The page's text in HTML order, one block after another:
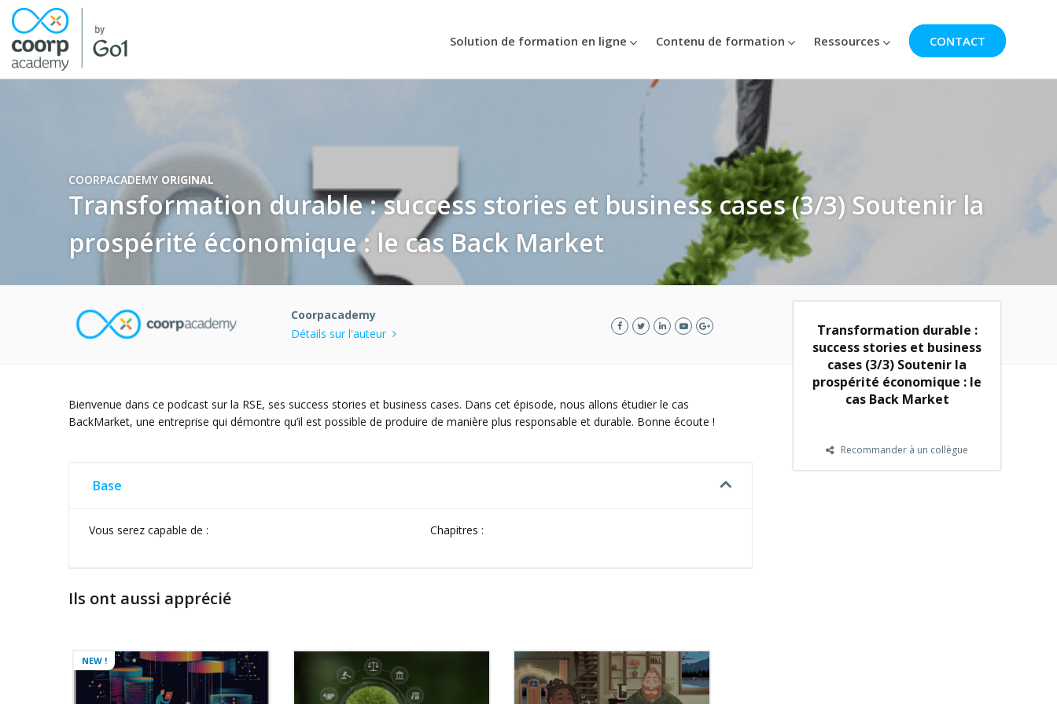
Solution de formation en ligne Contenu de formation Ressources CONTACT
COORPACADEMY ORIGINAL
Transformation durable : success stories et business cases (3/3) Soutenir la
prospérité économique : le cas Back Market
Coorpacademy
Détails sur l'auteur
Transformation durable :
success stories et business
cases (3/3) Soutenir la
prospérité économique : le
cas Back Market
Recommander à un collègue
Bienvenue dans ce podcast sur la RSE, ses success stories et business cases. Dans cet épisode, nous allons étudier le cas
BackMarket, une entreprise qui démontre qu’il est possible de produire de manière plus responsable et durable. Bonne écoute !
Base
Vous serez capable de : Chapitres :
Ils ont aussi apprécié
NEW !